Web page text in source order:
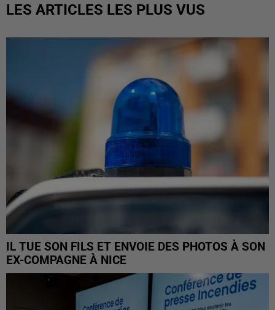
LES ARTICLES LES PLUS VUS
IL TUE SON FILS ET ENVOIE DES PHOTOS À SON
EX-COMPAGNE À NICE